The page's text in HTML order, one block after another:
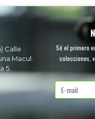
Calle
Macul.
5.
Sé el primero
colecciones,